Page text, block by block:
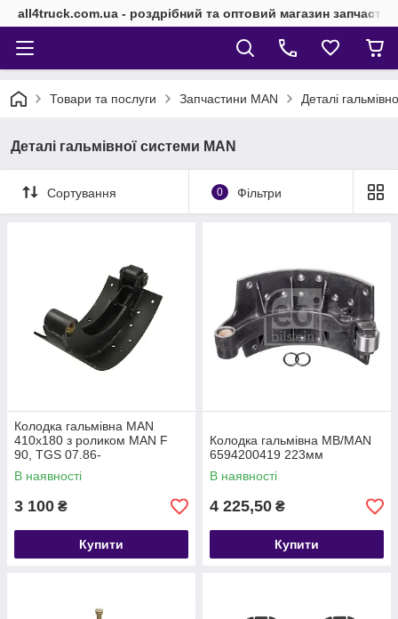
all4truck.com.ua - роздрібний та оптовий магазин
Товари та послуги Запчастини MAN Деталі
Деталі гальмівної системи MAN
Сортування 0 Фільтри
Колодка гальмівна MAN
410x180 з роликом MAN F
90, TGS 07.86-
В наявності
3 100 ₴
Купити
Колодка гальмівна МВ/MAN
6594200419 223мм
В наявності
4 225,50 ₴
Купити